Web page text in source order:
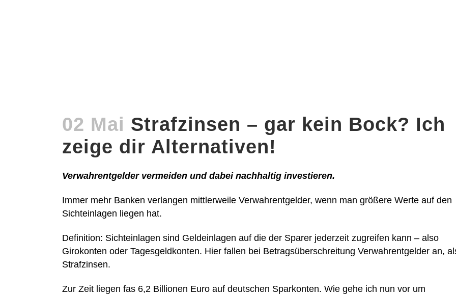
02 Mai Strafzinsen – gar kein Bock? Ich
zeige dir Alternativen!
Verwahrentgelder vermeiden und dabei nachhaltig investieren.
Immer mehr Banken verlangen mittlerweile Verwahrentgelder, wenn man größere Werte auf den
Sichteinlagen liegen hat.
Definition: Sichteinlagen sind Geldeinlagen auf die der Sparer jederzeit zugreifen kann – also
Girokonten oder Tagesgeldkonten. Hier fallen bei Betragsüberschreitung Verwahrentgelder an,
Strafzinsen.
Zur Zeit liegen fas 6,2 Billionen Euro auf deutschen Sparkonten. Wie gehe ich nun vor um